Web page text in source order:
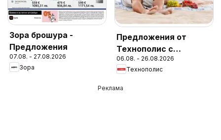
Зора брошура -
Предложения
07.08. - 27.08.2026
Зора
Предложения от
Технополис с
валидност до
26.08.2026
06.08. - 26.08.2026
Технополис
Реклама